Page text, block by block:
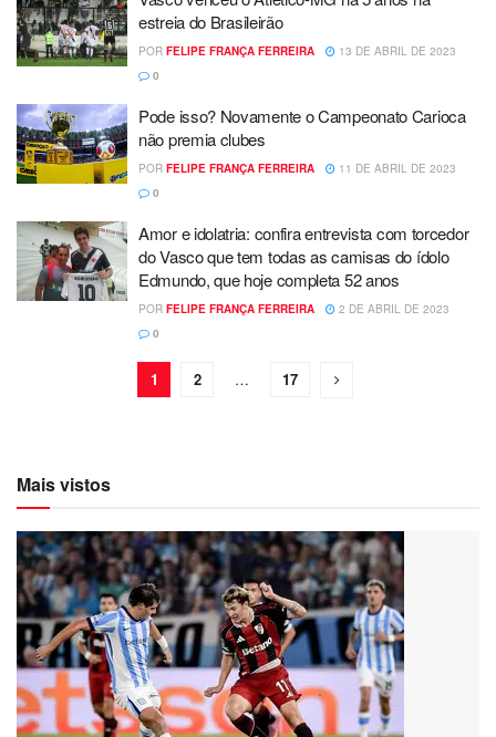
estreia do Brasileirão
POR FELIPE FRANÇA FERREIRA
13 DE ABRIL DE 2023
0
Pode isso? Novamente o Campeonato Carioca
não premia clubes
POR FELIPE FRANÇA FERREIRA
11 DE ABRIL DE 2023
0
Amor e idolatria: confira entrevista com torcedor
do Vasco que tem todas as camisas do ídolo
Edmundo, que hoje completa 52 anos
POR FELIPE FRANÇA FERREIRA
2 DE ABRIL DE 2023
0
1 2 … 17
Mais vistos